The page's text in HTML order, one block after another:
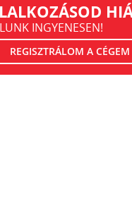
INGYENESEN!
REGISZTRÁLOM A CÉGEM